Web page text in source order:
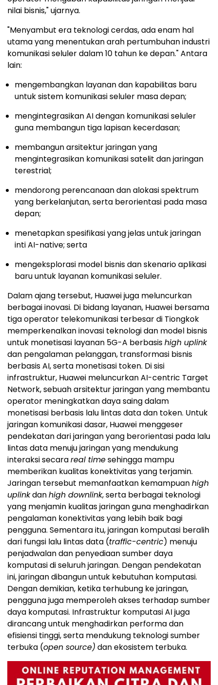
nilai bisnis," ujarnya.
"Menyambut era teknologi cerdas, ada enam hal
utama yang menentukan arah pertumbuhan industri
komunikasi seluler dalam 10 tahun ke depan." Antara
lain:
mengembangkan layanan dan kapabilitas baru
untuk sistem komunikasi seluler masa depan;
mengintegrasikan AI dengan komunikasi seluler
guna membangun tiga lapisan kecerdasan;
membangun arsitektur jaringan yang
mengintegrasikan komunikasi satelit dan jaringan
terestrial;
mendorong perencanaan dan alokasi spektrum
yang berkelanjutan, serta berorientasi pada masa
depan;
menetapkan spesifikasi yang jelas untuk jaringan
inti AI-native; serta
mengeksplorasi model bisnis dan skenario aplikasi
baru untuk layanan komunikasi seluler.
Dalam ajang tersebut, Huawei juga meluncurkan
berbagai inovasi. Di bidang layanan, Huawei bersama
tiga operator telekomunikasi terbesar di Tiongkok
memperkenalkan inovasi teknologi dan model bisnis
untuk monetisasi layanan 5G-A berbasishigh uplink
dan pengalaman pelanggan, transformasi bisnis
berbasis AI, serta monetisasi token. Di sisi
infrastruktur, Huawei meluncurkan AI-centric Target
Network, sebuah arsitektur jaringan yang membantu
operator meningkatkan daya saing dalam
monetisasi berbasis lalu lintas data dan token. Untuk
jaringan komunikasi dasar, Huawei menggeser
pendekatan dari jaringan yang berorientasi pada lalu
lintas data menuju jaringan yang mendukung
interaksi secarareal timesehingga mampu
memberikan kualitas konektivitas yang terjamin.
Jaringan tersebut memanfaatkan kemampuanhigh
uplinkdanhigh downlink, serta berbagai teknologi
yang menjamin kualitas jaringan guna menghadirkan
pengalaman konektivitas yang lebih baik bagi
pengguna. Sementara itu, jaringan komputasi beralih
dari fungsi lalu lintas data (traffic-centric) menuju
penjadwalan dan penyediaan sumber daya
komputasi di seluruh jaringan. Dengan pendekatan
ini, jaringan dibangun untuk kebutuhan komputasi.
Dengan demikian, ketika terhubung ke jaringan,
pengguna juga memperoleh akses terhadap sumber
daya komputasi. Infrastruktur komputasi AI juga
dirancang untuk menghadirkan performa dan
efisiensi tinggi, serta mendukung teknologi sumber
terbuka (open source) dan ekosistem terbuka.